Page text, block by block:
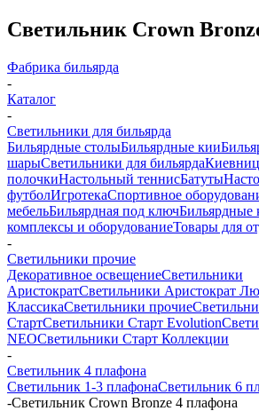
Светильник Crown
Фабрика бильярда
-
Каталог
-
Светильники для бильярда
Бильярдные столыБильярдные кии
шарыСветильники для бильярда
полочкиНастольный теннисБатуты
футболИгротекаСпортивное
мебельБильярдная под ключБильярдные
комплексы и оборудованиеТовары для
-
Светильники прочие
Декоративное освещениеСветильники
АристократСветильники Аристократ
КлассикаСветильники прочие
СтартСветильники Старт Evolution
NEOСветильники Старт Коллекции
-
Светильник 4 плафона
Светильник 1-3 плафонаСветильник 6
-Светильник Crown Bronze 4 плафона